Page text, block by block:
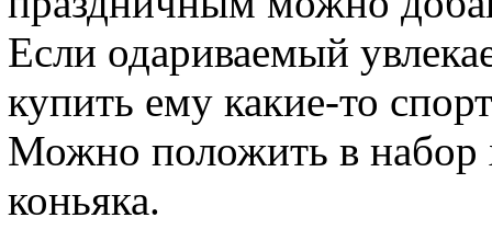
Если одариваемый
купить ему какие-то
Можно положить в набор
коньяка.